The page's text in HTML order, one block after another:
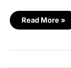
Read More »